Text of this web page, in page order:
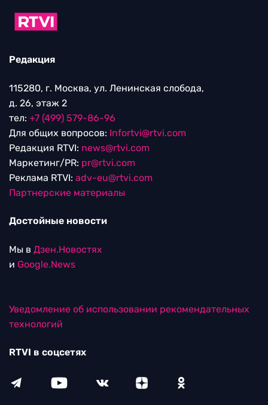
Редакция
115280, г. Москва, ул. Ленинская слобода,
д. 26, этаж 2
тел: +7 (499) 579-86-96
Для общих вопросов: Infortvi@rtvi.com
Редакция RTVI: news@rtvi.com
Маркетинг/PR: pr@rtvi.com
Реклама RTVI: adv-eu@rtvi.com
Партнерские материалы
Достойные новости
Мы в Дзен.Новостях
и Google.News
Уведомление об использовании рекомендательных
технологий
RTVI в соцсетях